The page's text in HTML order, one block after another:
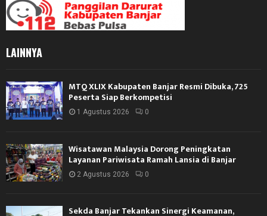
LAINNYA
MTQ XLIX Kabupaten Banjar Resmi Dibuka, 725
Peserta Siap Berkompetisi
1 Agustus 2026 0
Wisatawan Malaysia Dorong Peningkatan
Layanan Pariwisata Ramah Lansia di Banjar
2 Agustus 2026 0
Sekda Banjar Tekankan Sinergi Keamanan,